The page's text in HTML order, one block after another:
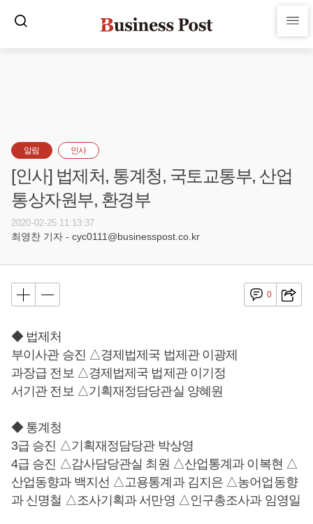
알림 인사
[인사] 법제처, 통계청, 국토교통부, 산업
통상자원부, 환경부
2020-02-25 11:13:37
최영찬 기자 - cyc0111@businesspost.co.kr
0
◆ 법제처
부이사관 승진 △경제법제국 법제관 이광제
과장급 전보 △경제법제국 법제관 이기정
서기관 전보 △기획재정담당관실 양혜원
◆ 통계청
3급 승진 △기획재정담당관 박상영
4급 승진 △감사담당관실 최원 △산업통계과 이복현 △
산업동향과 백지선 △고용통계과 김지은 △농어업동향
과 신명철 △조사기획과 서만영 △인구총조사과 임영일